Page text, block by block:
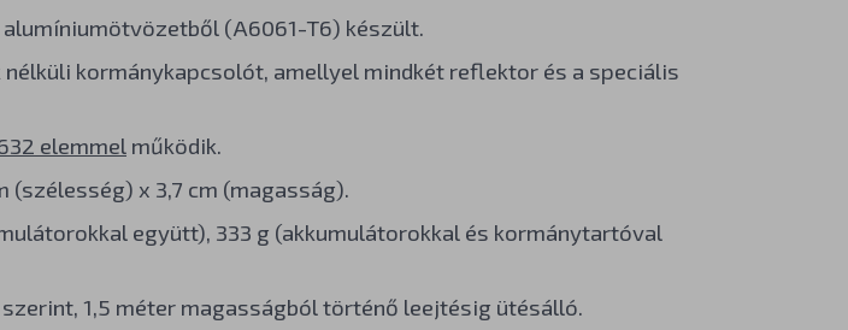
(A6061-T6) készült.
kormánykapcsolót, amellyel mindkét reflektor és a speciális
elemmelműködik.
(szélesség) x 3,7 cm (magasság).
együtt), 333 g (akkumulátorokkal és kormánytartóval
1,5 méter magasságból történő leejtésig ütésálló.